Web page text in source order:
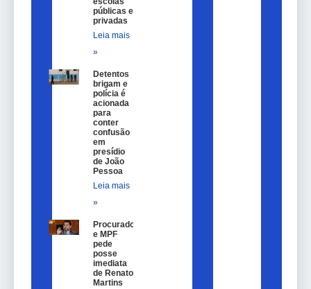
públicas e
privadas
Leia mais
»
Detentos
brigam e
polícia é
acionada
para
conter
confusão
em
presídio
de João
Pessoa
Leia mais
»
Procurador
e MPF
pede
posse
imediata
de Renato
Martins